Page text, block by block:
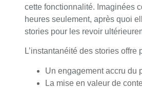
cette fonctionnalité. Imaginées
heures seulement, après quoi
stories pour les revoir
L’instantanéité des stories offre
Un engagement accru du
La mise en valeur de